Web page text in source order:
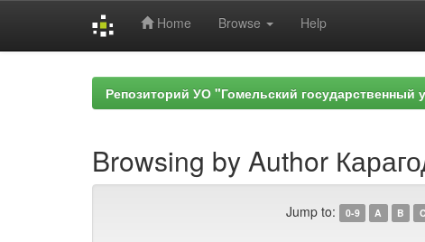
Home Browse Help
Репозиторий УО "Гомельский
Browsing by Author
Jump to: 0-9 A B C